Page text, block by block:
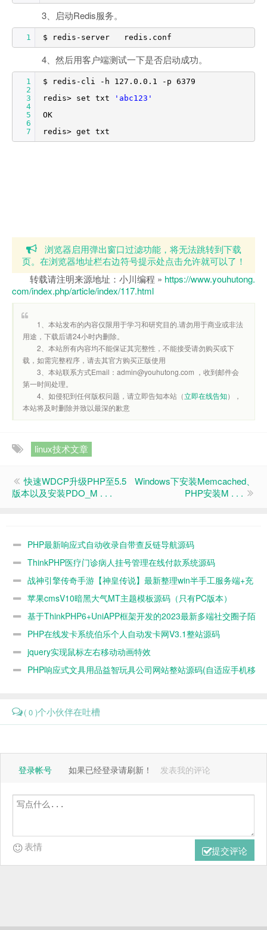
3、启动Redis服务。
1 $ redis-server redis.conf
4、然后用客户端测试一下是否启动成功。
1
2
3
4
5
6
7
$ redis-cli -h 127.0.0.1 -p 6379
redis> set txt
'abc123'
OK
redis> get txt
浏览器启用弹出窗口过滤功能，将无法跳转到下载
页。在浏览器地址栏右边符号提示处点击允许就可以了！
转载请注明来源地址：小川编程 » https://www.youhutong.
com/index.php/article/index/117.html
1、本站发布的内容仅限用于学习和研究目的.请勿用于商业或非法
用途，下载后请24小时内删除。
2、本站所有内容均不能保证其完整性，不能接受请勿购买或下
载，如需完整程序，请去其官方购买正版使用
3、本站联系方式Email：admin@youhutong.com ，收到邮件会
第一时间处理。
4、如侵犯到任何版权问题，请立即告知本站（立即在线告知），
本站将及时删除并致以最深的歉意
linux技术文章
快速WDCP升级PHP至5.5
版本以及安装PDO_M . . .
Windows下安装Memcached、
PHP安装M . . .
PHP最新响应式自动收录自带查反链导航源码
ThinkPHP医疗门诊病人挂号管理在线付款系统源码
战神引擎传奇手游【神皇传说】最新整理win半手工服务端+充
值后台+双端（带视频搭建使用教程）
苹果cmsV10暗黑大气MT主题模板源码（只有PC版本）
基于ThinkPHP6+UniAPP框架开发的2023最新多端社交圈子陌
生人社交 即时聊天通信系统源码（支持小程序+H5+PC+APP等多
端）
PHP在线发卡系统伯乐个人自动发卡网V3.1整站源码
jquery实现鼠标左右移动动画特效
PHP响应式文具用品益智玩具公司网站整站源码(自适应手机移
( 0 )个小伙伴在吐槽
登录帐号 如果已经登录请刷新！ 发表我的评论
提交评论
表情